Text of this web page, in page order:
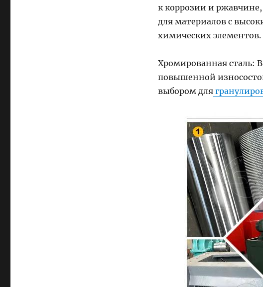
к коррозии и ржавчине,
для материалов с
химических элементов.
Хромированная сталь:
повышенной
выбором для